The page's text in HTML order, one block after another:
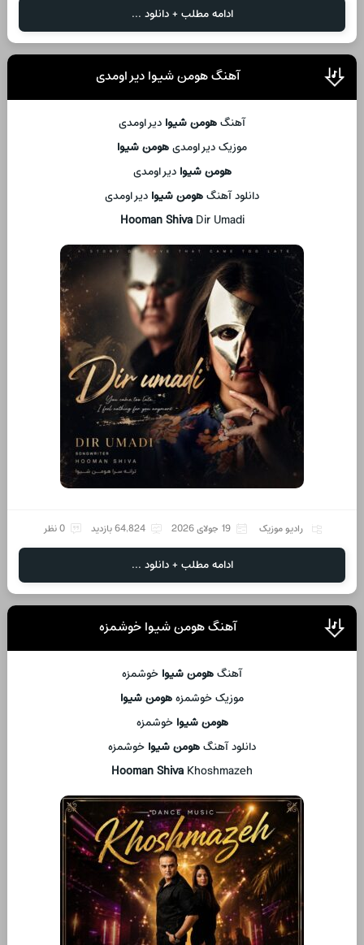
ادامه مطلب + دانلود ...
آهنگ هومن شیوا دیر اومدی
آهنگهومن شیوا دیر اومدی
موزیک دیر اومدیهومن شیوا
هومن شیوا دیر اومدی
دانلود آهنگهومن شیوا دیر اومدی
Hooman ShivaDir Umadi
رادیو موزیک 19 جولای 2026 64,824 بازدید 0 نظر
ادامه مطلب + دانلود ...
آهنگ هومن شیوا خوشمزه
آهنگهومن شیوا خوشمزه
موزیک خوشمزههومن شیوا
هومن شیوا خوشمزه
دانلود آهنگهومن شیوا خوشمزه
Hooman Shiva Khoshmazeh